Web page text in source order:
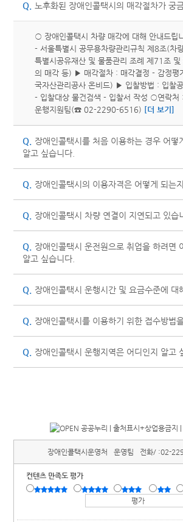
Q. 노후화된 장애인콜택시의 매각절차가 궁
○ 장애인콜택시 차량 매각에 대해 안내드립
- 서울특별시 공무용차량관리규칙 제8조(차
특별시공유재산 및 물품관리 조례 제71조
의 매각 등) ▶ 매각절차 : 매각결정 - 감정평
국자산관리공사 온비드) ▶ 입찰방법 : 입찰
- 입찰대상 물건검색 - 입찰서 작성 ○연락처
운행지원팀(☎ 02-2290-6516) [더 보기]
Q.
장애인콜택시를 처음 이용하는 경우 어떻
알고 싶습니다.
Q. 장애인콜택시의 이용자격은 어떻게 되는
Q. 장애인콜택시 차량 연결이 지연되고 있습
Q.
장애인콜택시 운전원으로 취업을 하려면
알고 싶습니다.
Q. 장애인콜택시 운행시간 및 요금수준에 대
Q. 장애인콜택시를 이용하기 위한 접수방법
Q. 장애인콜택시 운행지역은 어디인지 알고
장애인콜택시운영처 운영팀 전화/ :02-
컨텐츠 만족도 평가